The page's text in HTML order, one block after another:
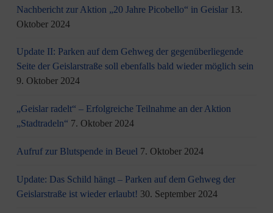
Nachbericht zur Aktion „20 Jahre Picobello“ in Geislar 13.
Oktober 2024
Update II: Parken auf dem Gehweg der gegenüberliegende
Seite der Geislarstraße soll ebenfalls bald wieder möglich sein
9. Oktober 2024
„Geislar radelt“ – Erfolgreiche Teilnahme an der Aktion
„Stadtradeln“ 7. Oktober 2024
Aufruf zur Blutspende in Beuel 7. Oktober 2024
Update: Das Schild hängt – Parken auf dem Gehweg der
Geislarstraße ist wieder erlaubt! 30. September 2024